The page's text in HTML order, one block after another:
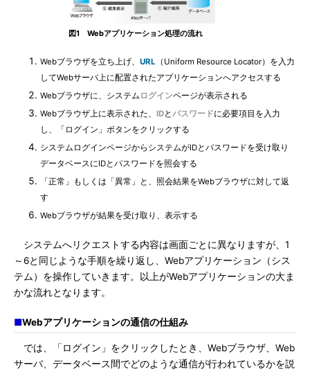
図1 Webアプリケーション処理の流れ
Webブラウザを立ち上げ、 URL （Uniform Resource Locator）を入力
してWebサーバ上に配置されたアプリケーションへアクセスする
Webブラウザに、システム ログインページが表示される
Webブラウザ上に表示された、 IDとパスワードに必要項目を入力
し、「ログイン」ボタンをクリックする
システムログインページからシステムがIDとパスワードを受け取り
データベースにIDとパスワードを照会する
「正常」もしくは「異常」と、照会結果をWebブラウザに対して返
す
Webブラウザが結果を受け取り、表示する
システムへリクエストする内容は画面ごとに異なりますが、1
～6と同じような手順を繰り返し、Webアプリケーション（シス
テム）を操作していきます。以上がWebアプリケーションの大ま
かな流れとなります。
■Webアプリケーションの通信の仕組み
では、「ログイン」をクリックしたとき、Webブラウザ、Web
サーバ、データベース間でどのような通信が行われているかを説